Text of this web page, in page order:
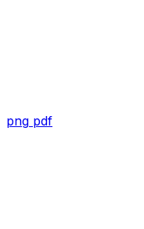
png pdf